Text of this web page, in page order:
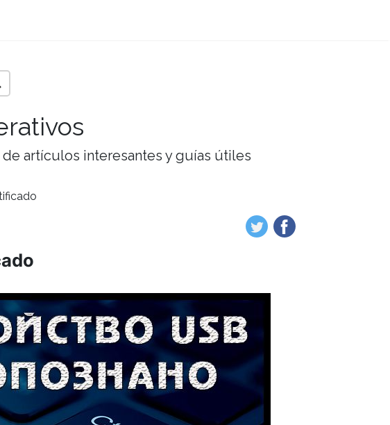
artículos interesantes y guías útiles